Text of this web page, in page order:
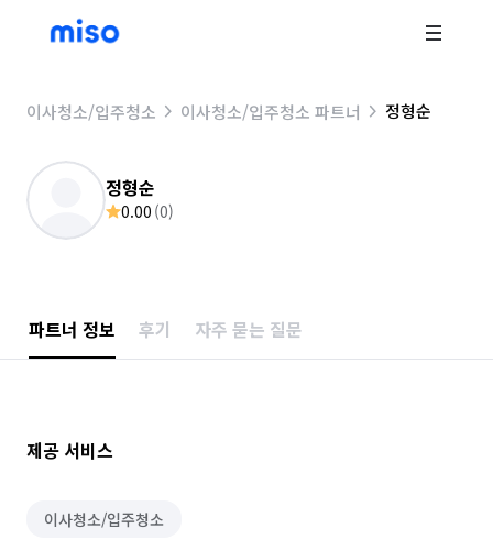
이사청소/입주청소 이사청소/입주청소 파트너 정형순
정형순
0.00 (0)
파트너 정보 후기 자주 묻는 질문
제공 서비스
이사청소/입주청소